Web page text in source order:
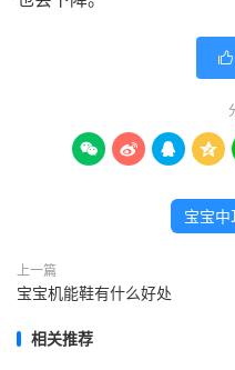

   
宝宝中
上一篇
宝宝机能鞋有什么好处
相关推荐